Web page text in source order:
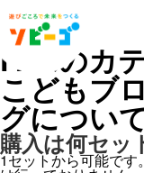
FAQのカ
こどもブ
グについ
購入は何セッ
1セットから可能です